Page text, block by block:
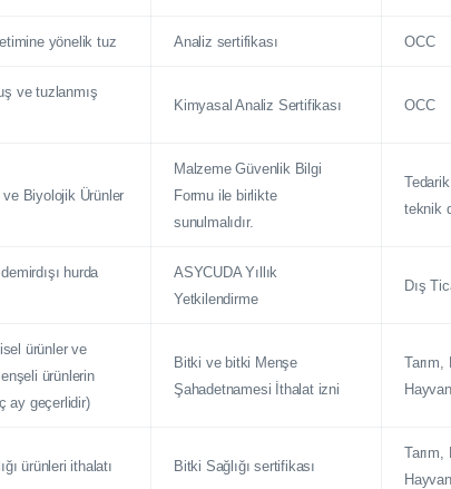
yönelik tuz Analiz sertifikası OCC
ve tuzlanmış
Kimyasal Analiz Sertifikası OCC
ve Biyolojik Ürünler
Malzeme Güvenlik Bilgi
Formu ile birlikte
sunulmalıdır.
teknik
hurda
ASYCUDA Yıllık
Yetkilendirme
Dış
ürünler ve
ürünlerin
ay geçerlidir)
Bitki ve bitki Menşe
Şahadetnamesi İthalat izni
Tarım,
ürünleri ithalatı Bitki Sağlığı sertifikası
Tarım,